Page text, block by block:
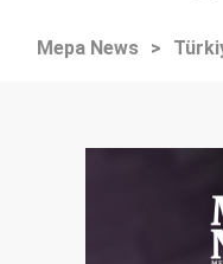
Mepa News >